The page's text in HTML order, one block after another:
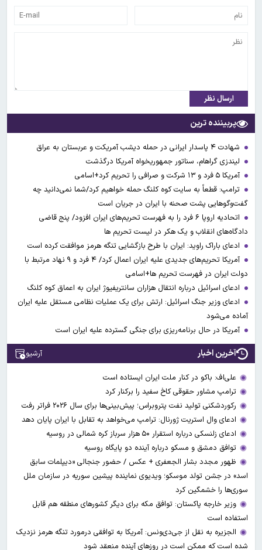
ارسال نظر
پربیننده ترین
شهادت ۴ پاسدار ایرانی در حمله دیشب آمریکت و عربستان به عراق
لیندزی گراهام، سناتور جمهوریخواه آمریکا درگذشت
آمریکا ۵ فرد و ۱۳ شرکت و صرافی را تحریم کرد+اسامی
ترامپ: قطعاً به سایت کوه کلنگ حمله خواهیم کرد/شما نمی‌دانید چه
گفت‌وگوهایی پشت صحنه با ایران در جریان است
اتحادیه اروپا ۶ فرد را به فهرست تحریم‌های ایران افزود/ پنج قاضی
دادگاه‌های انقلاب و یک هکر در لیست تحریم ها
ادعای باراک راوید: ایران با طرح بازگشایی تنگه هرمز موافقت کرده است
آمریکا تحریم‌های جدیدی علیه ایران اعمال کرد/ ۴ فرد و ۹ نهاد مرتبط با
دولت ایران در فهرست تحریم ها+اسامی
ادعای اسرائیل درباره انتقال هزاران سانتریفیوژ ایران به اعماق کوه کلنگ
ادعای وزیر جنگ اسرائیل: ارتش برای یک عملیات نظامی مستقل علیه ایران
آماده می‌شود
آمریکا در حال برنامه‌ریزی برای جنگی گسترده‌ علیه ایران است
آخرین اخبار آرشیو
علی‌اف: باکو در کنار ملت ایران ایستاده است
ترامپ مشاور حقوقی کاخ سفید را برکنار کرد
رکوردشکنی تولید نفت پتروبراس؛ پیش‌بینی‌ها برای سال ۲۰۲۶ فراتر رفت
ادعای وال‌ استریت ژورنال: ترامپ می‌خواهد به تقابل با ایران پایان دهد
ادعای زلنسکی درباره استقرار ۵۰ هزار سرباز کره شمالی در روسیه
توافق دمشق و مسکو درباره آینده دو پایگاه روسیه
ظهور مجدد بشار الجعفری + عکس / حضور جنجالی «دیپلمات سابق
اسد» در جشن تولد موسکو؛ ویدیوی نماینده پیشین سوریه در سازمان ملل
سوری‌ها را خشمگین کرد
وزیر خارجه پاکستان: توافق مکه برای دیگر کشورهای منطقه هم قابل
استفاده است
الجزیره به نقل از جی‌دی‌ونس: آمریکا به توافقی درمورد تنگه هرمز نزدیک
شده است که ممکن است در روزهای آینده منعقد شود